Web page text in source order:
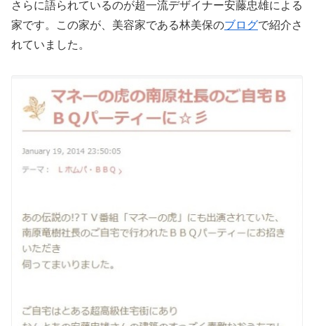
さらに語られているのが超一流デザイナー安藤忠雄による
家です。この家が、美容家である林美保のブログで紹介さ
れていました。